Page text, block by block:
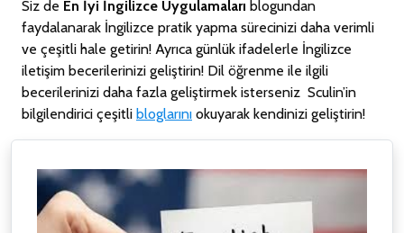
Siz de En İyi İngilizce Uygulamaları blogundan
faydalanarak İngilizce pratik yapma sürecinizi daha verimli
ve çeşitli hale getirin! Ayrıca günlük ifadelerle İngilizce
iletişim becerilerinizi geliştirin! Dil öğrenme ile ilgili
becerilerinizi daha fazla geliştirmek isterseniz Sculin’in
bilgilendirici çeşitli bloglarını okuyarak kendinizi geliştirin!